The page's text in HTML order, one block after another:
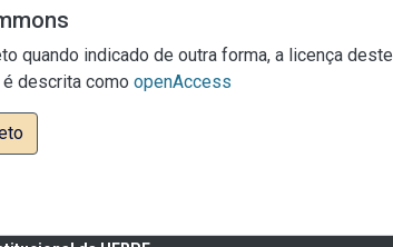
quando indicado de outra forma, a licença deste
descrita como openAccess